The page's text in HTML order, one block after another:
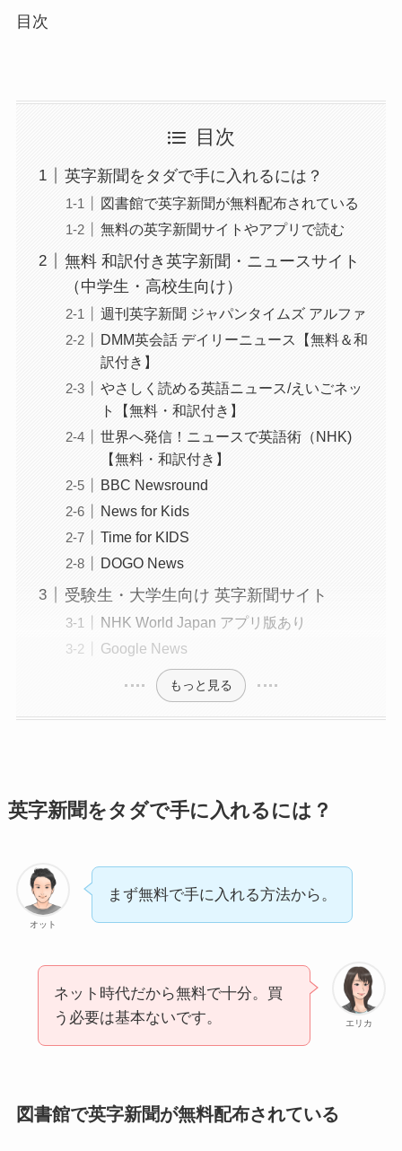
目次
目次
英字新聞をタダで手に入れるには？
図書館で英字新聞が無料配布されている
無料の英字新聞サイトやアプリで読む
無料 和訳付き英字新聞・ニュースサイト
（中学生・高校生向け）
週刊英字新聞 ジャパンタイムズ アルファ
DMM英会話 デイリーニュース【無料＆和
訳付き】
やさしく読める英語ニュース/えいごネッ
ト【無料・和訳付き】
世界へ発信！ニュースで英語術（NHK)
【無料・和訳付き】
BBC Newsround
News for Kids
Time for KIDS
DOGO News
受験生・大学生向け 英字新聞サイト
NHK World Japan アプリ版あり
Google News
もっと見る
英字新聞をタダで手に入れるには？
オット
まず無料で手に入れる方法から。
エリカ
ネット時代だから無料で十分。買
う必要は基本ないです。
図書館で英字新聞が無料配布されている